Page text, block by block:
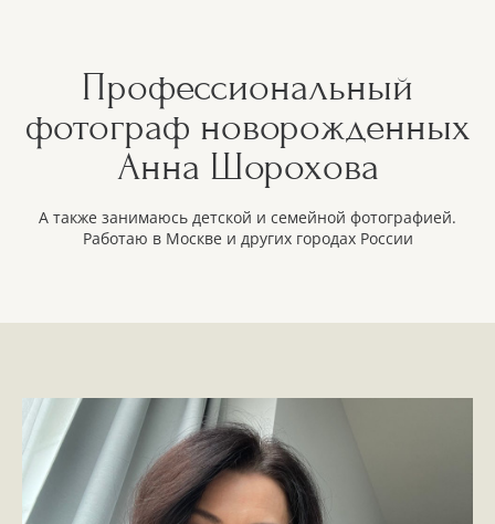
Профессиональный
фотограф новорожденных
Анна Шорохова
А также занимаюсь детской и семейной фотографией.
Работаю в Москве и других городах России